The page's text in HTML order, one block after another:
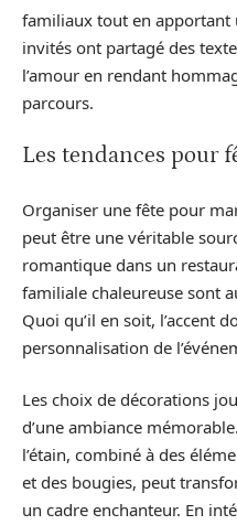
familiaux tout en apportant
invités ont partagé des
l’amour en rendant
parcours.
Les tendances pour
Organiser une fête pour
peut être une véritable
romantique dans un
familiale chaleureuse sont
Quoi qu’il en soit, l’accent
personnalisation de
Les choix de décorations
d’une ambiance
l’étain, combiné à des
et des bougies, peut
un cadre enchanteur. En